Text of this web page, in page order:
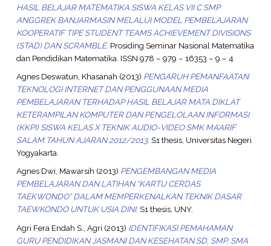
HASIL BELAJAR MATEMATIKA SISWA KELAS VII C SMP
ANGGREK BANJARMASIN MELALUI MODEL PEMBELAJARAN
KOOPERATIF TIPE STUDENT TEAMS ACHIEVEMENT DIVISIONS
(STAD) DAN SCRAMBLE. Prosiding Seminar Nasional Matematika
dan Pendidikan Matematika. ISSN 978 – 979 – 16353 – 9 – 4
Agnes Deswatun, Khasanah (2013) PENGARUH PEMANFAATAN
TEKNOLOGI INTERNET DAN PENGGUNAAN MEDIA
PEMBELAJARAN TERHADAP HASIL BELAJAR MATA DIKLAT
KETERAMPILAN KOMPUTER DAN PENGELOLAAN INFORMASI
(KKPI) SISWA KELAS X TEKNIK AUDIO-VIDEO SMK MA’ARIF
SALAM TAHUN AJARAN 2012/2013. S1 thesis, Universitas Negeri
Yogyakarta.
Agnes Dwi, Mawarsih (2013) PENGEMBANGAN MEDIA
PEMBELAJARAN DAN LATIHAN “KARTU CERDAS
TAEKWONDO” DALAM MEMPERKENALKAN TEKNIK DASAR
TAEWKONDO UNTUK USIA DINI. S1 thesis, UNY.
Agri Fera Endah S., Agri (2013) IDENTIFIKASI PEMAHAMAN
GURU PENDIDIKAN JASMANI DAN KESEHATAN SD, SMP, SMA